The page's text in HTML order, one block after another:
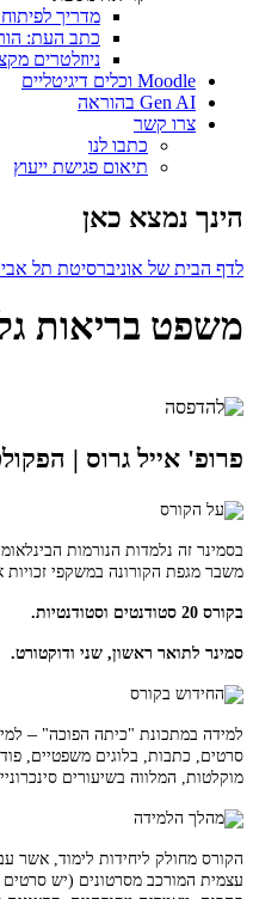
מדריך
כתב העת:
ניוזלטרים
Moodle וכלים דיגיטליים
Gen AI בהוראה
צרו קשר
כתבו לנו
תיאום פגישת ייעוץ
הינך נמצא כאן
לדף הבית של אוניברסיטת תל
משפט בריאות
פרופ' אייל גרוס |
בסמינר זה נלמדות הנורמות
משבר מגפת הקורונה במשקפי זכויות
בקורס 20 סטודנטים וסטודנטיות.
סמינר לתואר ראשון, שני ודוקטורט.
למידה במתכונת "כיתה הפוכה" –
סרטים, כתבות, בלוגים משפטיים,
מוקלטות, המלווה בשיעורים
הקורס מחולק ליחידות לימוד, אשר
עצמית המורכב מסרטונים (יש סרטים